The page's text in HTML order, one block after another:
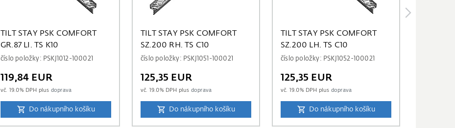
TILT STAY PSK COMFORT
GR.87 LI. TS K10
číslo položky: PSKJ1012-100021
119,84 EUR
vč. 19.0% DPH plus doprava
Do nákupního košíku
TILT STAY PSK COMFORT
SZ.200 RH. TS C10
číslo položky: PSKJ1051-100021
125,35 EUR
vč. 19.0% DPH plus doprava
Do nákupního košíku
TILT STAY PSK COMFORT
SZ.200 LH. TS C10
číslo položky: PSKJ1052-100021
125,35 EUR
vč. 19.0% DPH plus doprava
Do nákupního košíku